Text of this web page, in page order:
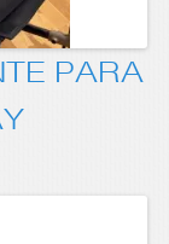
PARA